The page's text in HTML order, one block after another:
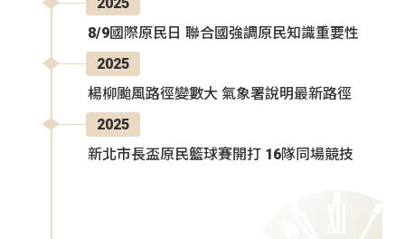
8/9國際原民日 聯合國強調原民知識重要性
2025
楊柳颱風路徑變數大 氣象署說明最新路徑
2025
新北市長盃原民籃球賽開打 16隊同場競技